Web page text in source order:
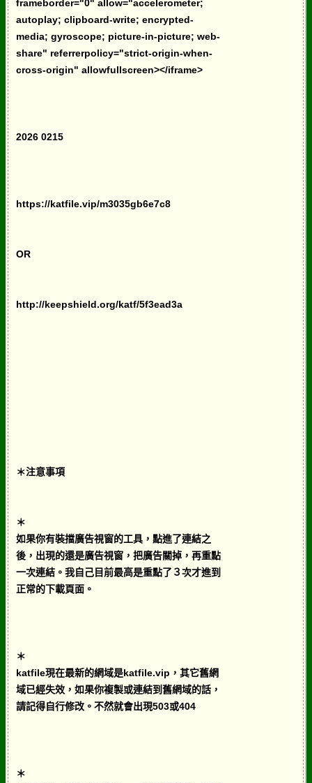
frameborder="0" allow="accelerometer;
autoplay; clipboard-write; encrypted-
media; gyroscope; picture-in-picture; web-
share" referrerpolicy="strict-origin-when-
cross-origin" allowfullscreen></iframe>
2026 0215
https://katfile.vip/m3035gb6e7c8
OR
http://keepshield.org/katf/5f3ead3a
＊注意事項
＊
如果你有裝擋廣告視窗的工具，點進了連結之
後，出現的還是廣告視窗，把廣告關掉，再重點
一次連結。我自己目前最高是重點了３次才進到
正常的下載頁面。
＊
katfile現在最新的網域是katfile.vip，其它舊網
域已經失效，如果你複製或連結到舊網域的話，
請記得自行修改。不然就會出現503或404
＊